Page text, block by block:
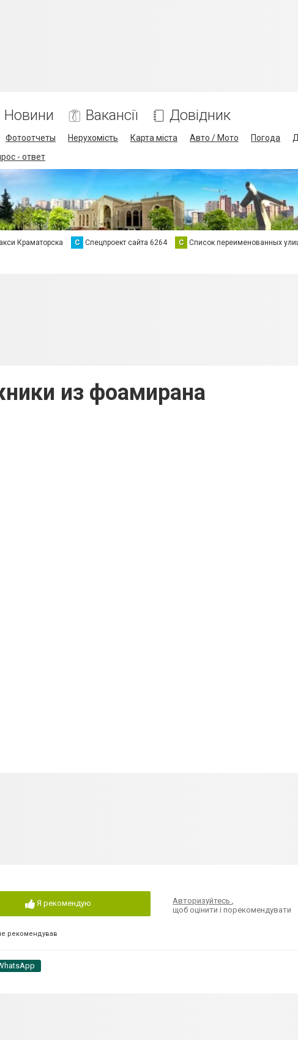
Новини Вакансії Довідник
Фотоотчеты Нерухомість Карта міста Авто / Мото Погода
- ответ
Краматорска С Спецпроект сайта 6264 С Список переименованных
из фоамирана
Я рекомендую
рекомендував
Авторизуйтесь,
щоб оцінити і порекомендувати